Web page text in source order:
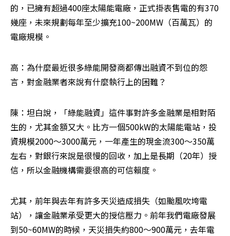
的，已擁有超過400座太陽能電廠，正式掛表售電的有370
幾座，未來規劃每年至少擴充100~200MW（百萬瓦）的
電廠規模。
高：為什麼最近很多綠能開發商都傳出融資不到位的怨
言，對金融業者來說有什麼執行上的困難？
陳：坦白說，「綠能融資」這件事對許多金融業是相對陌
生的，尤其金額又大。比方一個500kW的太陽能電站，投
資規模2000～3000萬元，一年產生的現金流300～350萬
左右，對銀行來說是很慢的回收，加上是長期（20年）授
信，所以金融機構需要很高的可信賴度。
尤其，前年與去年有許多天災造成損失（如颱風吹垮電
站），讓金融業承受更大的授信壓力。前年我們電廠發展
到50~60MW的時候，天災損失約800～900萬元，去年電